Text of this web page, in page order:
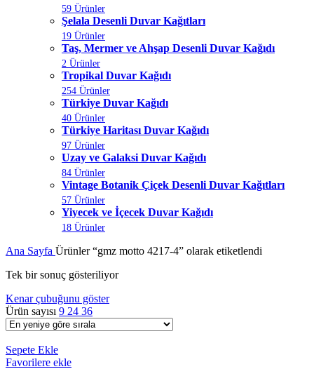
59 Ürünler
Şelala Desenli Duvar Kağıtları
19 Ürünler
Taş, Mermer ve Ahşap Desenli Duvar Kağıdı
2 Ürünler
Tropikal Duvar Kağıdı
254 Ürünler
Türkiye Duvar Kağıdı
40 Ürünler
Türkiye Haritası Duvar Kağıdı
97 Ürünler
Uzay ve Galaksi Duvar Kağıdı
84 Ürünler
Vintage Botanik Çiçek Desenli Duvar Kağıtları
57 Ürünler
Yiyecek ve İçecek Duvar Kağıdı
18 Ürünler
Ana Sayfa Ürünler “gmz motto 4217-4” olarak etiketlendi
Tek bir sonuç gösteriliyor
Kenar çubuğunu göster
Ürün sayısı 9 24 36
Sepete Ekle
Favorilere ekle